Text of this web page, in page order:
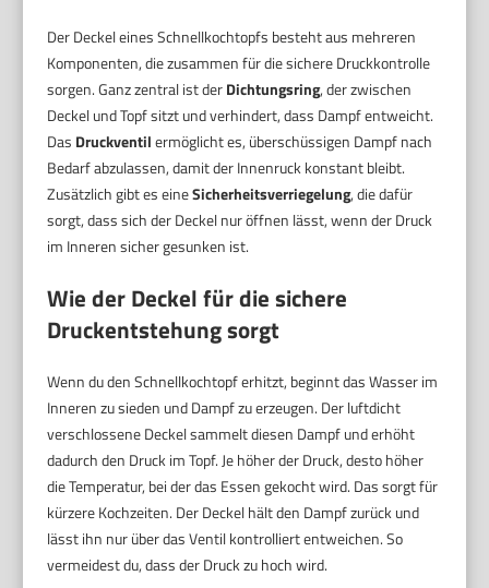
Der Deckel eines Schnellkochtopfs besteht aus mehreren
Komponenten, die zusammen für die sichere Druckkontrolle
sorgen. Ganz zentral ist derDichtungsring, der zwischen
Deckel und Topf sitzt und verhindert, dass Dampf entweicht.
Das Druckventilermöglicht es, überschüssigen Dampf nach
Bedarf abzulassen, damit der Innenruck konstant bleibt.
Zusätzlich gibt es eineSicherheitsverriegelung, die dafür
sorgt, dass sich der Deckel nur öffnen lässt, wenn der Druck
im Inneren sicher gesunken ist.
Wie der Deckel für die sichere
Druckentstehung sorgt
Wenn du den Schnellkochtopf erhitzt, beginnt das Wasser im
Inneren zu sieden und Dampf zu erzeugen. Der luftdicht
verschlossene Deckel sammelt diesen Dampf und erhöht
dadurch den Druck im Topf. Je höher der Druck, desto höher
die Temperatur, bei der das Essen gekocht wird. Das sorgt für
kürzere Kochzeiten. Der Deckel hält den Dampf zurück und
lässt ihn nur über das Ventil kontrolliert entweichen. So
vermeidest du, dass der Druck zu hoch wird.